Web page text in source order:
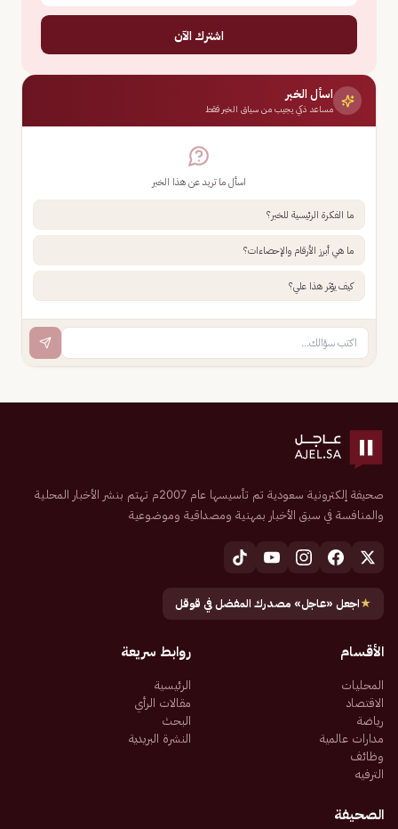
اشترك الآن
اسأل الخبر
مساعد ذكي يجيب من سياق الخبر فقط
اسأل ما تريد عن هذا الخبر
ما الفكرة الرئيسية للخبر؟
ما هي أبرز الأرقام والإحصاءات؟
كيف يؤثر هذا علي؟
صحيفة إلكترونية سعودية تم تأسيسها عام 2007م تهتم بنشر الأخبار المحلية
والمنافسة في سبق الأخبار بمهنية ومصداقية وموضوعية
★اجعل «عاجل» مصدرك المفضل في قوقل
الأقسام
المحليات
الاقتصاد
رياضة
مدارات عالمية
وظائف
الترفيه
روابط سريعة
الرئيسية
مقالات الرأي
البحث
النشرة البريدية
الصحيفة